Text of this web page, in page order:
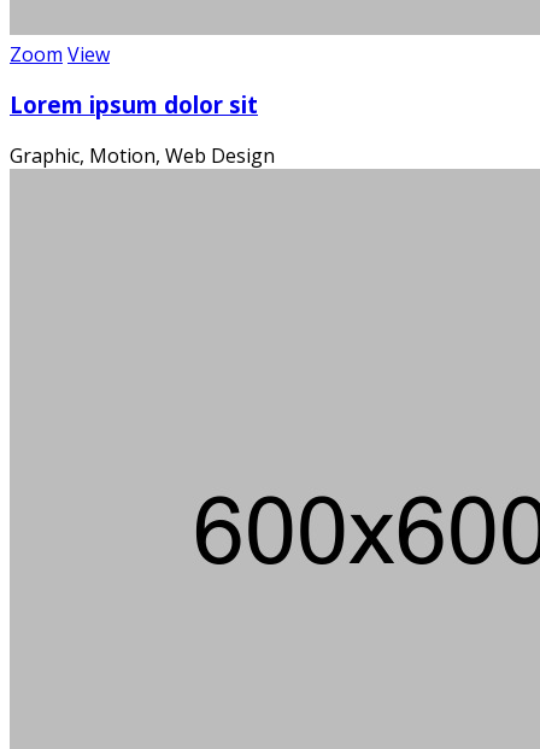
Zoom View
Lorem ipsum dolor sit
Graphic, Motion, Web Design